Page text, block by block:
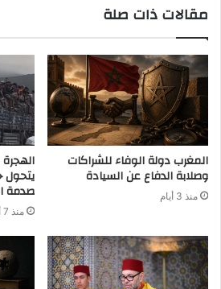
مقالات ذات صلة
المغرب دولة الوفاء للشراكات
وصلابة الدفاع عن السيادة
منذ 3 أيام
يتحول
صدمة
منذ 7 أيام